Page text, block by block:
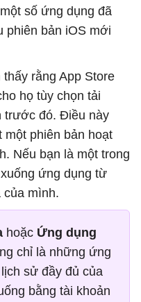
số ứng dụng đã
phiên bản iOS mới
rằng App Store
họ tùy chọn tải
trước đó. Điều này
một phiên bản hoạt
Nếu bạn là một trong
ứng dụng từ
của mình.
hoặc Ứng dụng
chỉ là những ứng
sử đầy đủ của
bằng tài khoản